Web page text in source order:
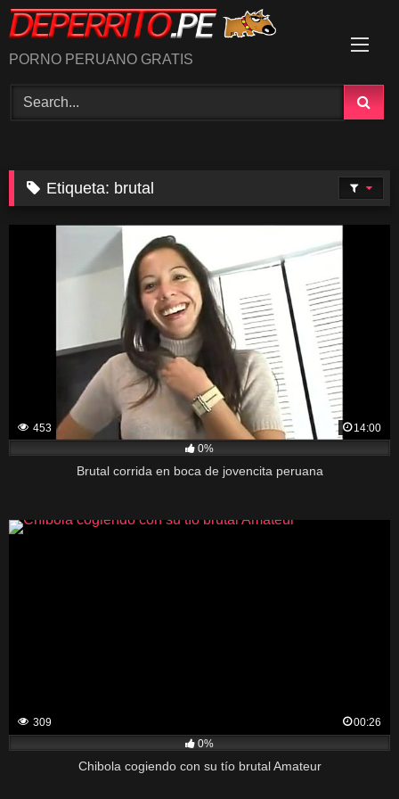
Skip
to
content
PORNO PERUANO GRATIS
Etiqueta: brutal
453
14:00
0%
Brutal corrida en boca de jovencita peruana
309
00:26
0%
Chibola cogiendo con su tío brutal Amateur